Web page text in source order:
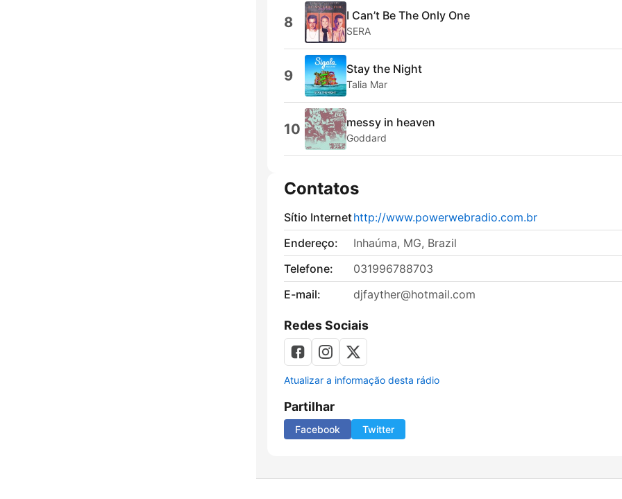
8 I Can’t Be The Only One
SERA
9 Stay the Night
Talia Mar
10 messy in heaven
Goddard
Contatos
Sítio Internethttp://www.powerwebradio.com.br
Endereço:
Inhaúma, MG, Brazil
Telefone:
031996788703
E-mail:
djfayther@hotmail.com
Redes Sociais
Atualizar a informação desta rádio
Partilhar
Facebook Twitter